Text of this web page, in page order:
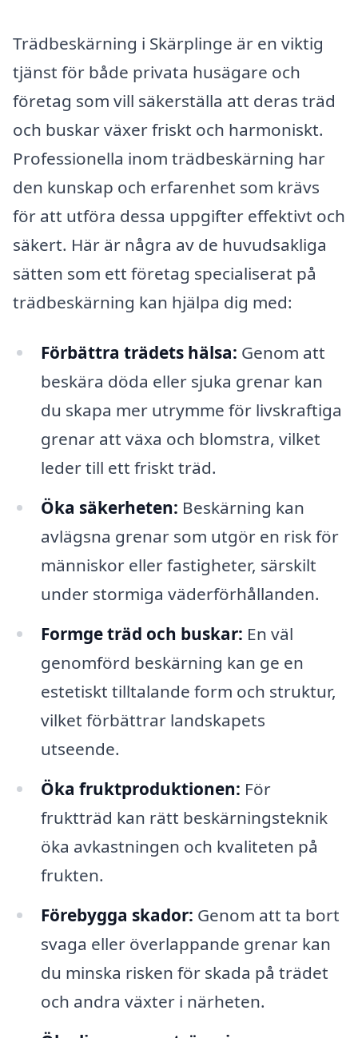
Trädbeskärning i Skärplinge är en viktig
tjänst för både privata husägare och
företag som vill säkerställa att deras träd
och buskar växer friskt och harmoniskt.
Professionella inom trädbeskärning har
den kunskap och erfarenhet som krävs
för att utföra dessa uppgifter effektivt och
säkert. Här är några av de huvudsakliga
sätten som ett företag specialiserat på
trädbeskärning kan hjälpa dig med:
Förbättra trädets hälsa: Genom att
beskära döda eller sjuka grenar kan
du skapa mer utrymme för livskraftiga
grenar att växa och blomstra, vilket
leder till ett friskt träd.
Öka säkerheten: Beskärning kan
avlägsna grenar som utgör en risk för
människor eller fastigheter, särskilt
under stormiga väderförhållanden.
Formge träd och buskar: En väl
genomförd beskärning kan ge en
estetiskt tilltalande form och struktur,
vilket förbättrar landskapets
utseende.
Öka fruktproduktionen: För
fruktträd kan rätt beskärningsteknik
öka avkastningen och kvaliteten på
frukten.
Förebygga skador: Genom att ta bort
svaga eller överlappande grenar kan
du minska risken för skada på trädet
och andra växter i närheten.